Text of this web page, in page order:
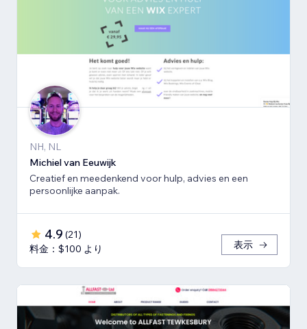
NH, NL
Michiel van Eeuwijk
Creatief en meedenkend voor hulp, advies en een
persoonlijke aanpak.
4.9 (21)
料金：$100 より
表示